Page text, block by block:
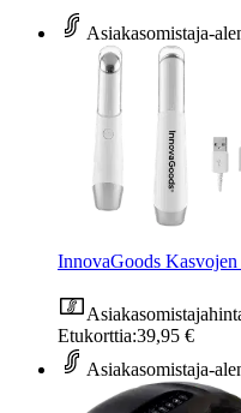
Asiakasomistaja-
InnovaGoods
Etukorttia:39,95 €
Asiakasomistaja-